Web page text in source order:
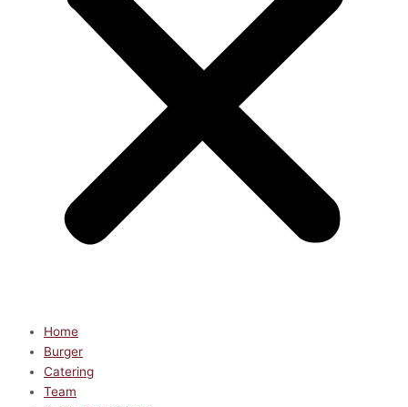
Home
Burger
Catering
Team